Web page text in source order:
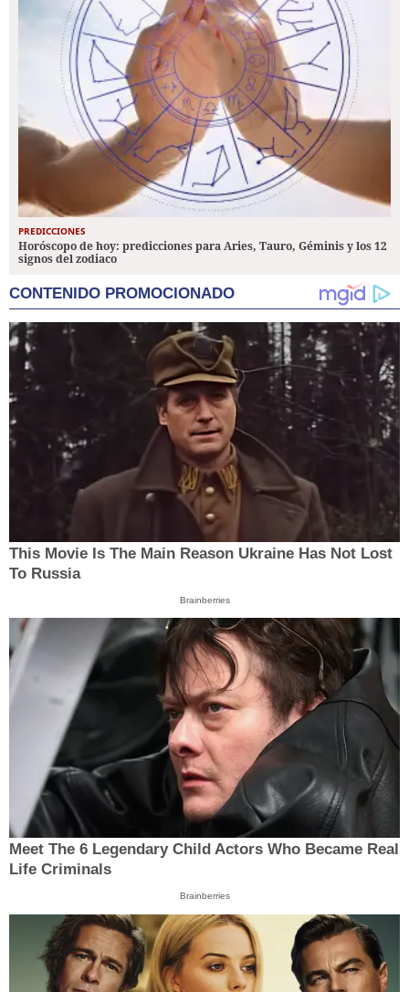
PREDICCIONES
Horóscopo de hoy: predicciones para Aries, Tauro, Géminis y los 12
signos del zodiaco
CONTENIDO PROMOCIONADO
This Movie Is The Main Reason Ukraine Has Not Lost
To Russia
Brainberries
Meet The 6 Legendary Child Actors Who Became Real
Life Criminals
Brainberries